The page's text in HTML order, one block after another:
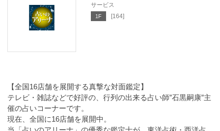
サービス
1F [164]
【全国16店舗を展開する真撃な対面鑑定】
テレビ・雑誌などで好評の、行列の出来る占い師”石黒嗣康”主
催の占いコーナーです。
現在、全国に16店舗を展開中。